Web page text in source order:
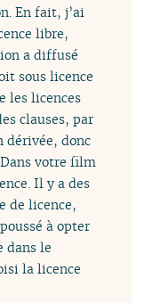
En fait, j’ai
libre,
a diffusé
sous licence
les licences
clauses, par
dérivée, donc
votre film
Il y a des
de licence,
à opter
dans le
la licence